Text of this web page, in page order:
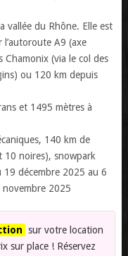
vallée du Rhône. Elle est
l’autoroute A9 (axe
Chamonix (via le col des
ou 120 km depuis
et 1495 mètres à
140 km de
10 noires), snowpark
19 décembre 2025 au 6
2025
sur votre location
sur place ! Réservez